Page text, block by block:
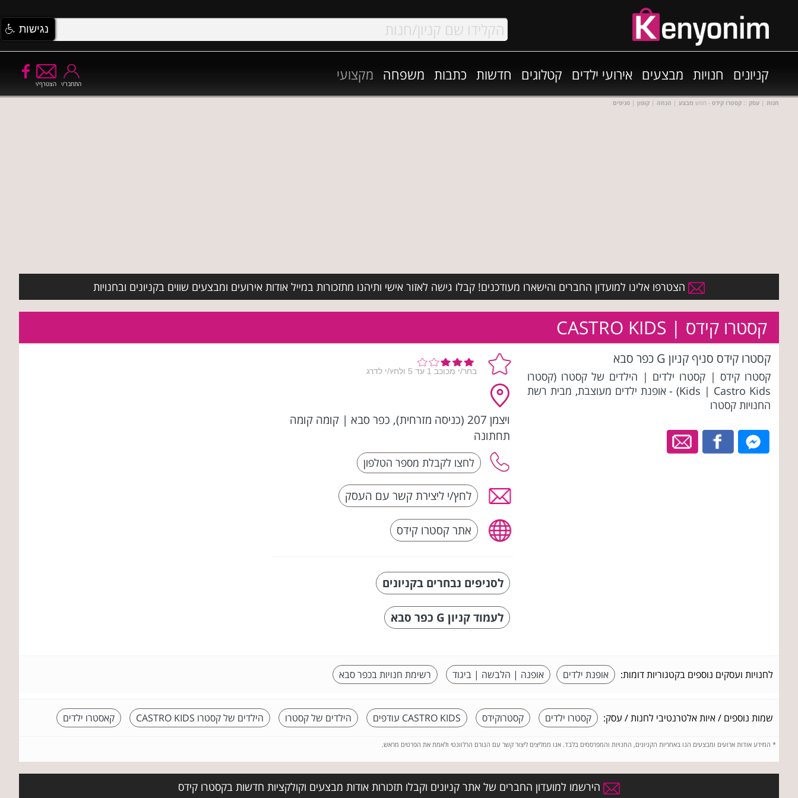
קניונים חנויות מבצעים אירועי ילדים קטלוגים חדשות כתבות משפחה מקצועי
הצטרף/י התחבר/י
חנות | עסק :: קסטרו קידס - חפש מבצע | הנחה | קופון | סניפים
הצטרפו אלינו למועדון החברים והישארו מעודכנים! קבלו גישה לאזור אישי ותיהנו מתזכורות במייל אודות אירועים ומבצעים שווים בקניונים ובחנויות
קסטרו קידס | CASTRO KIDS
קסטרו קידס סניף קניון G כפר סבא
קסטרו קידס | קסטרו ילדים | הילדים של קסטרו (קסטרו
Kids | Castro Kids) - אופנת ילדים מעוצבת, מבית רשת
החנויות קסטרו
ויצמן 207 (כניסה מזרחית), כפר סבא | קומה קומה
תחתונה
לחץ/י ליצירת קשר עם העסק
אתר קסטרו קידס
לסניפים נבחרים בקניונים
לעמוד קניון G כפר סבא
לחנויות ועסקים נוספים בקטגוריות דומות: אופנת ילדים אופנה | הלבשה | ביגוד רשימת חנויות בכפר סבא
שמות נוספים / איות אלטרנטיבי לחנות / עסק: קסטרו ילדים קסטרוקידס CASTRO KIDS עודפים הילדים של קסטרו הילדים של קסטרו CASTRO KIDS קאסטרו ילדים
* המידע אודות ארועים ומבצעים הנו באחריות הקניונים, החנויות והמפרסמים בלבד. אנו ממליצים ליצור קשר עם הגורם הרלוונטי ולאמת את הפרטים מראש.
הירשמו למועדון החברים של אתר קניונים וקבלו תזכורות אודות מבצעים וקולקציות חדשות בקסטרו קידס
נגישות